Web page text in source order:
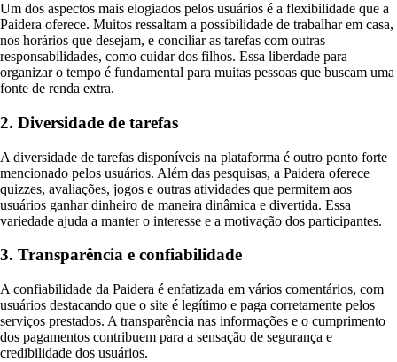
Um dos aspectos mais elogiados pelos usuários é a flexibilidade que a
Paidera oferece. Muitos ressaltam a possibilidade de trabalhar em casa,
nos horários que desejam, e conciliar as tarefas com outras
responsabilidades, como cuidar dos filhos. Essa liberdade para
organizar o tempo é fundamental para muitas pessoas que buscam uma
fonte de renda extra.
2. Diversidade de tarefas
A diversidade de tarefas disponíveis na plataforma é outro ponto forte
mencionado pelos usuários. Além das pesquisas, a Paidera oferece
quizzes, avaliações, jogos e outras atividades que permitem aos
usuários ganhar dinheiro de maneira dinâmica e divertida. Essa
variedade ajuda a manter o interesse e a motivação dos participantes.
3. Transparência e confiabilidade
A confiabilidade da Paidera é enfatizada em vários comentários, com
usuários destacando que o site é legítimo e paga corretamente pelos
serviços prestados. A transparência nas informações e o cumprimento
dos pagamentos contribuem para a sensação de segurança e
credibilidade dos usuários.